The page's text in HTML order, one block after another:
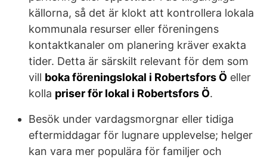
källorna, så det är klokt att kontrollera lokala
kommunala resurser eller föreningens
kontaktkanaler om planering kräver exakta
tider. Detta är särskilt relevant för dem som
vill boka föreningslokal i Robertsfors Ö eller
kolla priser för lokal i Robertsfors Ö.
Besök under vardagsmorgnar eller tidiga
eftermiddagar för lugnare upplevelse; helger
kan vara mer populära för familjer och